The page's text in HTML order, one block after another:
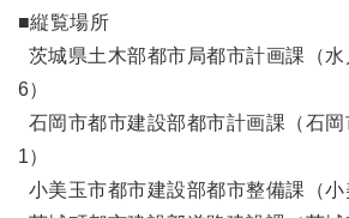
■縦覧場所
茨城県土木部都市局都市計画課（
6）
石岡市都市建設部都市計画課（石
1）
小美玉市都市建設部都市整備課（小